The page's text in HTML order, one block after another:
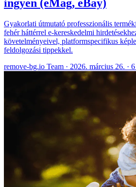
ingyen (eMag, eBay)
Gyakorlati útmutató professzionális
fehér háttérrel e-kereskedelmi
követelményeivel, platformspecifikus
feldolgozási tippekkel.
remove-bg.io Team · 2026. március 26. ·